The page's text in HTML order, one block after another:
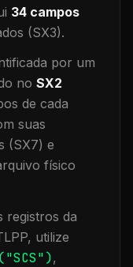
34 campos
(SX3).
por um
no SX2
de cada
suas
(SX7) e
físico
registros da
utilize
SCS"),